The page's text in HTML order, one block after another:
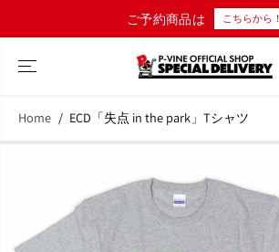
ご予約商品は こちらから！
Home ECD「失点 in the park」Tシャツ